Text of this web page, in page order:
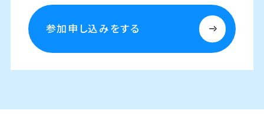
参加申し込みをする